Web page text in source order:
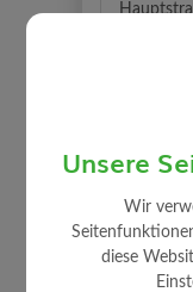
⇐ zurück
Unsere
Wir
diese